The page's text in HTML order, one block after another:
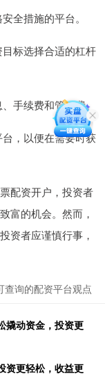
全措施的平台。
标选择合适的杠杆
手续费和管理费。
，以便在需要时获
配资开户，投资者
富的机会。然而，
资者应谨慎行事，
查询的配资平台观点
撬动资金，投资更
资更轻松，收益更